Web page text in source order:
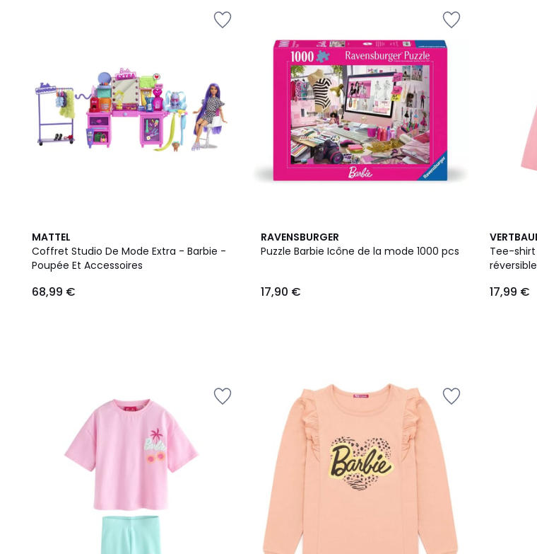
MATTEL
Coffret Studio De Mode Extra - Barbie -
Poupée Et Accessoires
68,99 €
RAVENSBURGER
Puzzle Barbie Icône de la mode 1000 pcs
17,90 €
Tee-
17,99 €